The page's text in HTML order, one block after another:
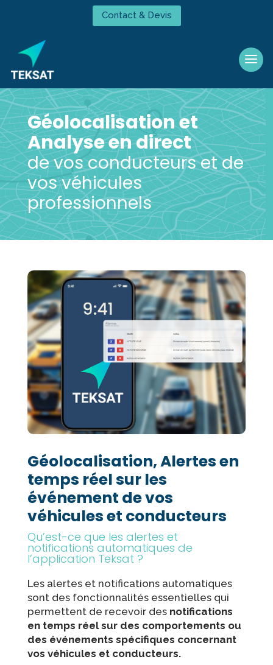
Contact & Devis
Géolocalisation et
Analyse en direct
de vos conducteurs et de
vos véhicules
professionnels
Géolocalisation, Alertes en
temps réel sur les
événement de vos
véhicules et conducteurs
Qu’est-ce que les alertes et
notifications automatiques de
l’application Teksat ?
Les alertes et notifications automatiques
sont des fonctionnalités essentielles qui
permettent de recevoir des notifications
en temps réel sur des comportements ou
des événements spécifiques concernant
vos véhicules et conducteurs.